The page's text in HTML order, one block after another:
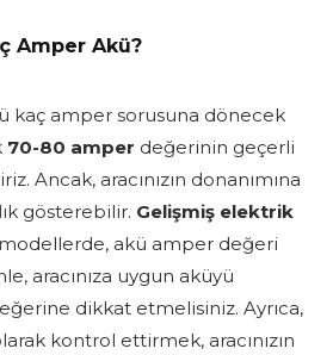
Amper Akü?
kaç amper sorusuna dönecek
70-80 amper değerinin geçerli
Ancak, aracınızın donanımına
gösterebilir. Gelişmiş elektrik
akü amper değeri
aracınıza uygun aküyü
dikkat etmelisiniz. Ayrıca,
kontrol ettirmek, aracınızın